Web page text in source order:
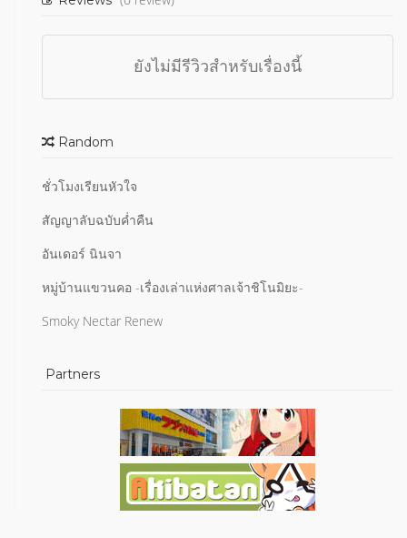
ยังไม่มีรีวิวสำหรับเรื่องนี้
Random
ชั่วโมงเรียนหัวใจ
สัญญาลับฉบับค่ำคืน
อันเดอร์ นินจา
หมู่บ้านแขวนคอ -เรื่องเล่าแห่งศาลเจ้าชิโนมิยะ-
Smoky Nectar Renew
Partners